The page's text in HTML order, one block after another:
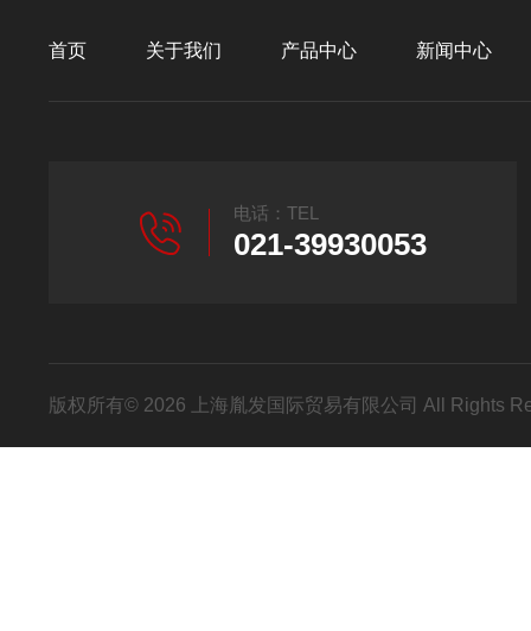
首页 关于我们 产品中心 新闻中心
电话：TEL
021-39930053
版权所有© 2026 上海胤发国际贸易有限公司 All Rights